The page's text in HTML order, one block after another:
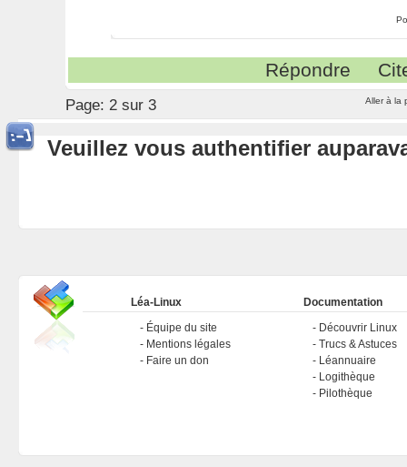
Répondre
Aller à la
Page: 2 sur 3
Veuillez vous authentifier
Léa-Linux
Équipe du site
Mentions légales
Faire un don
Documentation
Découvrir Linux
Trucs & Astuces
Léannuaire
Logithèque
Pilothèque